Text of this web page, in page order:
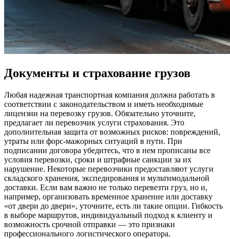
Документы и страхование грузов
Любая надежная транспортная компания должна работать в
соответствии с законодательством и иметь необходимые
лицензии на перевозку грузов. Обязательно уточните,
предлагает ли перевозчик услуги страхования. Это
дополнительная защита от возможных рисков: повреждений,
утраты или форс-мажорных ситуаций в пути. При
подписании договора убедитесь, что в нем прописаны все
условия перевозки, сроки и штрафные санкции за их
нарушение. Некоторые перевозчики предоставляют услуги
складского хранения, экспедирования и мультимодальной
доставки. Если вам важно не только перевезти груз, но и,
например, организовать временное хранение или доставку
«от двери до двери», уточните, есть ли такие опции. Гибкость
в выборе маршрутов, индивидуальный подход к клиенту и
возможность срочной отправки — это признаки
профессионального логистического оператора.